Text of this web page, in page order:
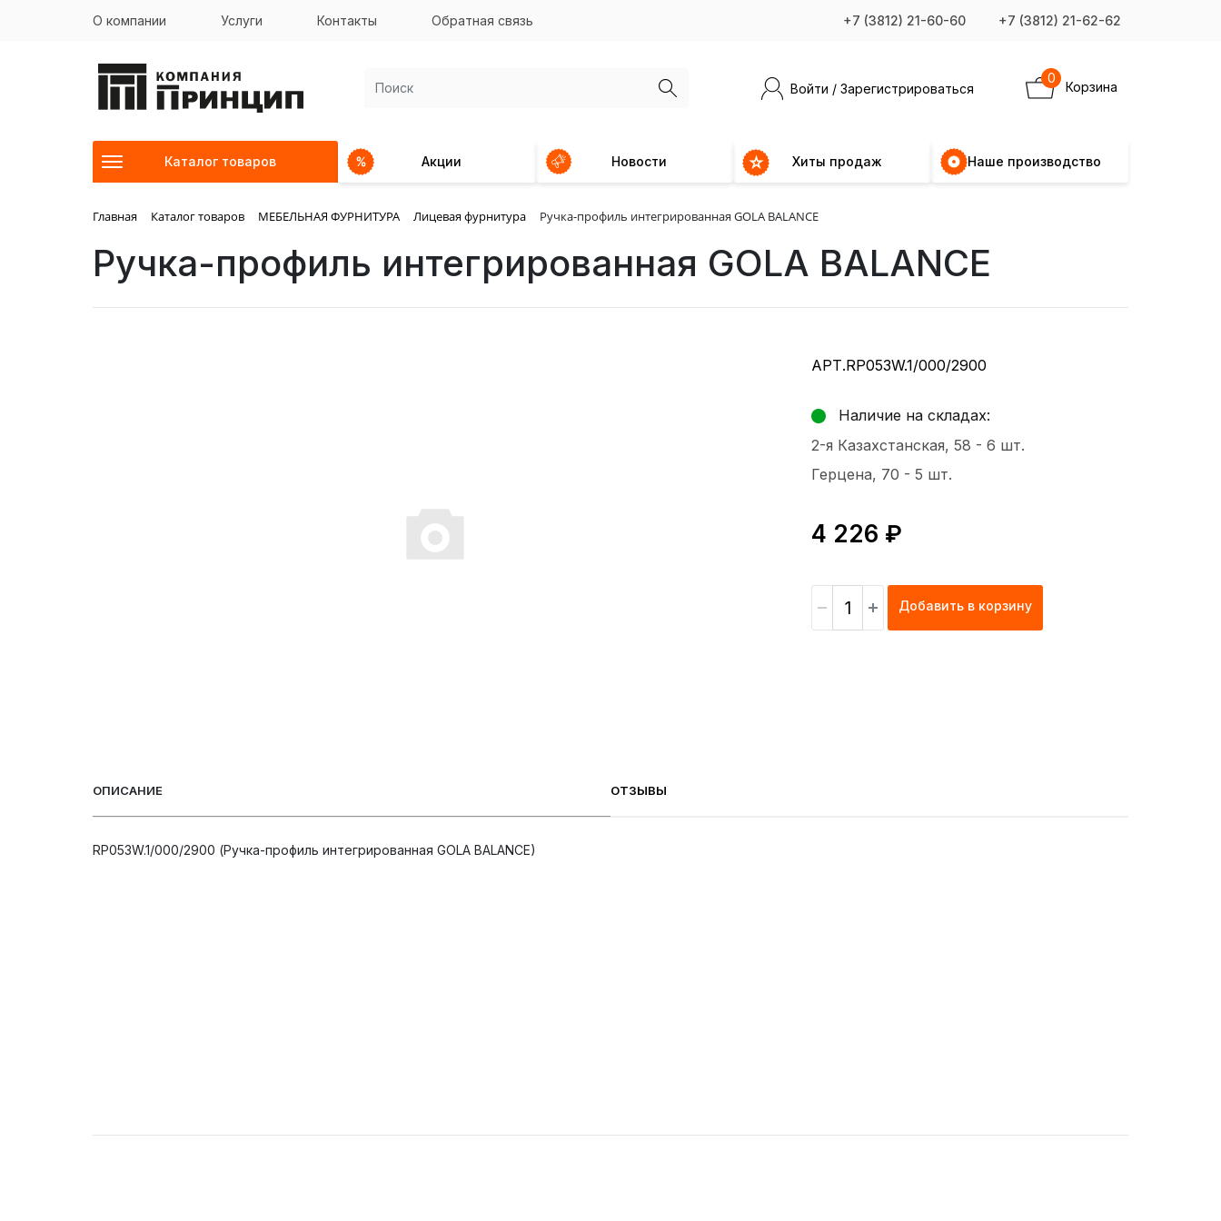
О компании Услуги Контакты Обратная связь +7 (3812) 21-60-60 +7 (3812) 21-62-62
Войти / Зарегистрироваться Корзина
0
Каталог товаров Акции Новости Хиты продаж Наше производство
Главная Каталог товаров МЕБЕЛЬНАЯ ФУРНИТУРА Лицевая фурнитура Ручка-профиль интегрированная GOLA BALANCE
Ручка-профиль интегрированная GOLA BALANCE
АРТ.RP053W.1/000/2900
Наличие на складах:
2-я Казахстанская, 58 - 6 шт.
Герцена, 70 - 5 шт.
4 226 ₽
Добавить в корзину
ОПИСАНИЕ ОТЗЫВЫ
RP053W.1/000/2900 (Ручка-профиль интегрированная GOLA BALANCE)